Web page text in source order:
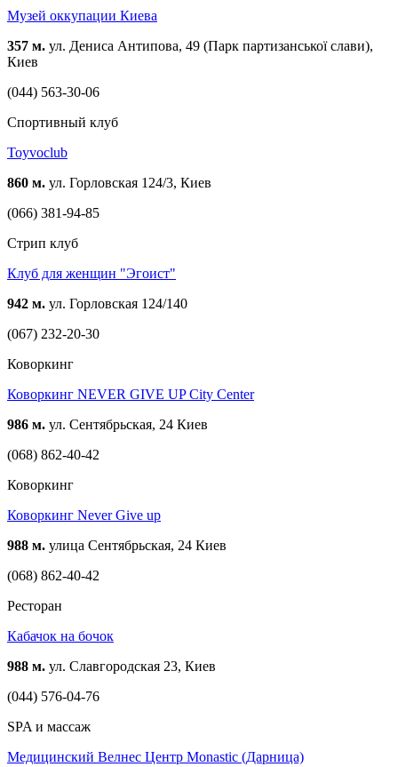
Музей оккупации Киева
357 м. ул. Дениса Антипова, 49 (Парк партизанської слави),
Киев
(044) 563-30-06
Спортивный клуб
Toyvoclub
860 м. ул. Горловская 124/3, Киев
(066) 381-94-85
Стрип клуб
Клуб для женщин "Эгоист"
942 м. ул. Горловская 124/140
(067) 232-20-30
Коворкинг
Коворкинг NEVER GIVE UP City Center
986 м. ул. Сентябрьская, 24 Киев
(068) 862-40-42
Коворкинг
Коворкинг Never Give up
988 м. улица Сентябрьская, 24 Киев
(068) 862-40-42
Ресторан
Кабачок на бочок
988 м. ул. Славгородская 23, Киев
(044) 576-04-76
SPA и массаж
Медицинский Велнес Центр Monastic (Дарница)